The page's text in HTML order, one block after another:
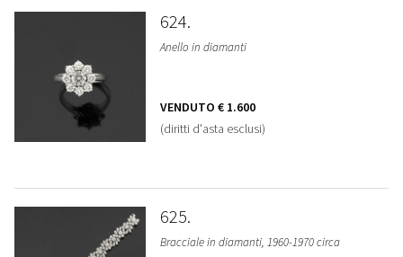
624
Anello in diamanti
VENDUTO € 1.600
(diritti d'asta esclusi)
625
Bracciale in diamanti, 1960-1970 circa